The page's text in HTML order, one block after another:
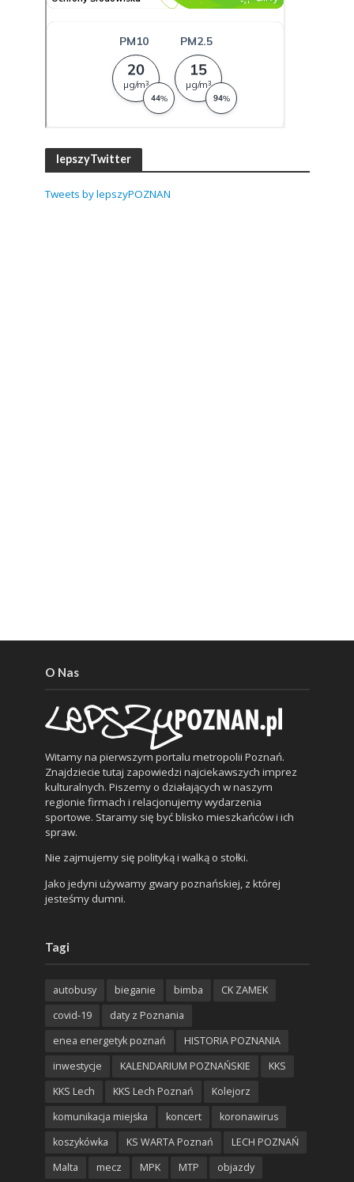
lepszyTwitter
Tweets by lepszyPOZNAN
O Nas
Witamy na pierwszym portalu metropolii Poznań.
Znajdziecie tutaj zapowiedzi najciekawszych imprez
kulturalnych. Piszemy o działających w naszym
regionie firmach i relacjonujemy wydarzenia
sportowe. Staramy się być blisko mieszkańców i ich
spraw.
Nie zajmujemy się polityką i walką o stołki.
Jako jedyni używamy gwary poznańskiej, z której
jesteśmy dumni.
Tagi
autobusy bieganie bimba
CK ZAMEK
covid-19
daty z Poznania
enea energetyk poznań
HISTORIA POZNANIA
inwestycje
KALENDARIUM POZNAŃSKIE
KKS
KKS Lech
KKS Lech Poznań
Kolejorz
komunikacja miejska
koncert
koronawirus
koszykówka
KS WARTA Poznań
LECH POZNAŃ
Malta
mecz MPK MTP objazdy